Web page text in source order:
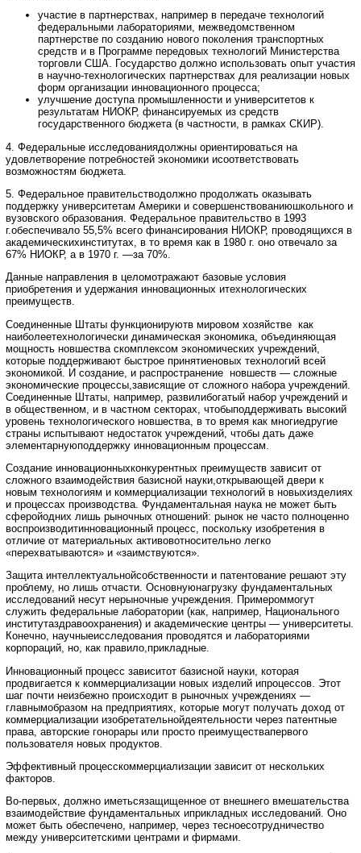
участие в партнерствах, например в передаче технологий
федеральными лабораториями, межведомственном
партнерстве по созданию нового поколения транспортных
средств и в Программе передовых технологий Министерства
торговли США. Государство должно использовать опыт участия
в научно-технологических партнерствах для реализации новых
форм организации инновационного процесса;
улучшение доступа промышленности и университетов к
результатам НИОКР, финансируемых из средств
государственного бюджета (в частности, в рамках СКИР).
4. Федеральные исследованиядолжны ориентироваться на
удовлетворение потребностей экономики исоответствовать
возможностям бюджета.
5. Федеральное правительстводолжно продолжать оказывать
поддержку университетам Америки и совершенствованиюшкольного и
вузовского образования. Федеральное правительство в 1993
г.обеспечивало 55,5% всего финансирования НИОКР, проводящихся в
академическихинститутах, в то время как в 1980 г. оно отвечало за
67% НИОКР, а в 1970 г. —за 70%.
Данные направления в целомотражают базовые условия
приобретения и удержания инновационных итехнологических
преимуществ.
Соединенные Штаты функционируютв мировом хозяйстве как
наиболеетехнологически динамическая экономика, объединяющая
мощность новшества скомплексом экономических учреждений,
которые поддерживают быстрое принятиеновых технологий всей
экономикой. И создание, и распространение новшеств — сложные
экономические процессы,зависящие от сложного набора учреждений.
Соединенные Штаты, например, развилибогатый набор учреждений и
в общественном, и в частном секторах, чтобыподдерживать высокий
уровень технологического новшества, в то время как многиедругие
страны испытывают недостаток учреждений, чтобы дать даже
элементарнуюподдержку инновационным процессам.
Создание инновационныхконкурентных преимуществ зависит от
сложного взаимодействия базисной науки,открывающей двери к
новым технологиям и коммерциализации технологий в новыхизделиях
и процессах производства. Фундаментальная наука не может быть
сферойодних лишь рыночных отношений: рынок не часто полноценно
воспроизводитинновационный процесс, поскольку изобретения в
отличие от материальных активовотносительно легко
«перехватываются» и «заимствуются».
Защита интеллектуальнойсобственности и патентование решают эту
проблему, но лишь отчасти. Основнуюнагрузку фундаментальных
исследований несут нерыночные учреждения. Примероммогут
служить федеральные лаборатории (как, например, Национального
институтаздравоохранения) и академические центры — университеты.
Конечно, научныеисследования проводятся и лабораториями
корпораций, но, как правило,прикладные.
Инновационный процесс зависитот базисной науки, которая
продвигается к коммерциализации новых изделий ипроцессов. Этот
шаг почти неизбежно происходит в рыночных учреждениях —
главнымобразом на предприятиях, которые могут получать доход от
коммерциализации изобретательнойдеятельности через патентные
права, авторские гонорары или просто преимуществапервого
пользователя новых продуктов.
Эффективный процесскоммерциализации зависит от нескольких
факторов.
Во-первых, должно иметьсязащищенное от внешнего вмешательства
взаимодействие фундаментальных иприкладных исследований. Оно
может быть обеспечено, например, через тесноесотрудничество
между университетскими центрами и фирмами.